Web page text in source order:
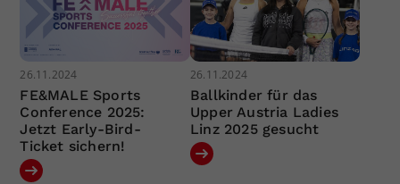
26.11.2024
FE&MALE Sports
Conference 2025:
Jetzt Early-Bird-
Ticket sichern!
26.11.2024
Ballkinder für das
Upper Austria Ladies
Linz 2025 gesucht